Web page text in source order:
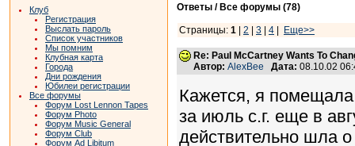
Клуб
Регистрация
Выслать пароль
Список участников
Мы помним
Клубная карта
Города
Дни рождения
Юбилеи регистрации
Все форумы
Форум Lost Lennon Tapes
Форум Photo
Форум Music General
Форум Club
Форум Ad Libitum
Ответы / Все форумы (78)
Страницы: 1 | 2 | 3 | 4 | Еще>>
Re: Paul McCartney Wants To
Автор: AlexBee Дата: 08.10.02
Кажется, я
за июль с.г. еще в
действительно шла